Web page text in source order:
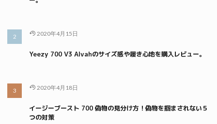
2020年4月15日
Yeezy 700 V3 Alvahのサイズ感や履き心地を購入レビュー。
2020年4月18日
イージーブースト 700 偽物の見分け方！偽物を掴まされない５
つの対策